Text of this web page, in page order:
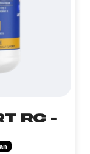
RC -